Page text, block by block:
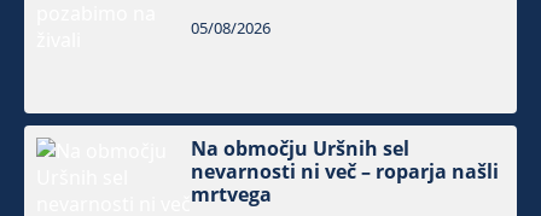
05/08/2026
Na območju Uršnih sel
nevarnosti ni več – roparja našli
mrtvega